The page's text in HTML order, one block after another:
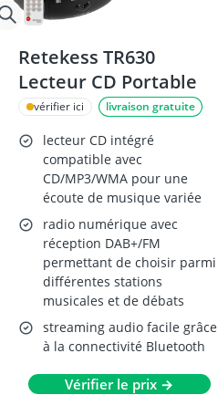
Retekess TR630
Lecteur CD Portable
vérifier ici livraison gratuite
lecteur CD intégré
compatible avec
CD/MP3/WMA pour une
écoute de musique variée
radio numérique avec
réception DAB+/FM
permettant de choisir parmi
différentes stations
musicales et de débats
streaming audio facile grâce
à la connectivité Bluetooth
Vérifier le prix →